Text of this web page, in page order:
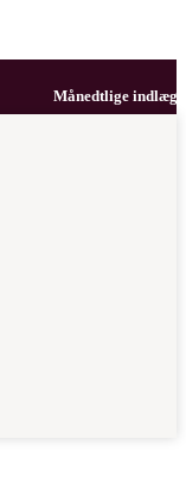
Månedtlige indlæg